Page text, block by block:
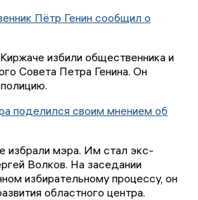
Пётр Генин сообщил о
избили общественника и
Совета Петра Генина. Он
поделился своим мнением об
избрали мэра. Им стал экс-
Волков. На заседании
избирательному процессу, он
областного центра.